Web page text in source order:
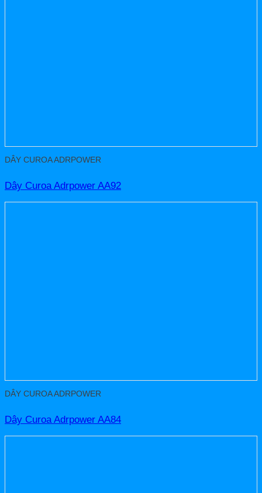
DÂY CUROA ADRPOWER
Dây Curoa Adrpower AA92
DÂY CUROA ADRPOWER
Dây Curoa Adrpower AA84